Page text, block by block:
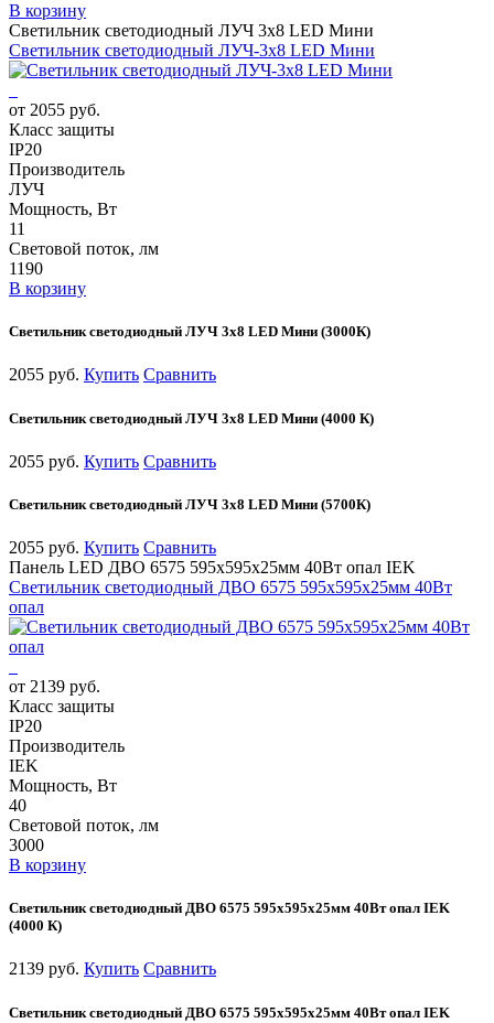
В корзину
Светильник светодиодный ЛУЧ 3х8 LED Мини
Светильник светодиодный ЛУЧ-3х8 LED Мини
от 2055 руб.
Класс защиты
IP20
Производитель
ЛУЧ
Мощность, Вт
11
Световой поток, лм
1190
В корзину
Светильник светодиодный ЛУЧ 3х8 LED Мини (3000К)
2055 руб. Купить Сравнить
Светильник светодиодный ЛУЧ 3х8 LED Мини (4000 К)
2055 руб. Купить Сравнить
Светильник светодиодный ЛУЧ 3х8 LED Мини (5700К)
2055 руб. Купить Сравнить
Панель LED ДВО 6575 595х595х25мм 40Вт опал IEK
Светильник светодиодный ДВО 6575 595х595х25мм 40Вт
опал
от 2139 руб.
Класс защиты
IP20
Производитель
IEK
Мощность, Вт
40
Световой поток, лм
3000
В корзину
Светильник светодиодный ДВО 6575 595х595х25мм 40Вт опал IEK
(4000 К)
2139 руб. Купить Сравнить
Светильник светодиодный ДВО 6575 595х595х25мм 40Вт опал IEK